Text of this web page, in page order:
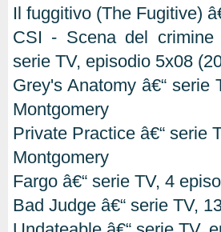
Il fuggitivo (The Fugitive)
CSI - Scena del crimine
serie TV, episodio 5x08
Grey's Anatomy â€“ serie
Montgomery
Private Practice â€“ serie
Montgomery
Fargo â€“ serie TV, 4
Bad Judge â€“ serie TV,